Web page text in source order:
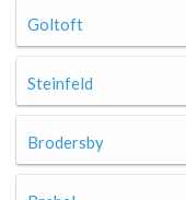
Goltoft
Steinfeld
Brodersby